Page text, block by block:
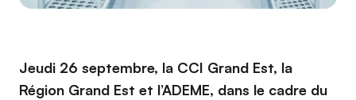
Jeudi 26 septembre, la CCI Grand Est, la
Région Grand Est et l’ADEME, dans le cadre du